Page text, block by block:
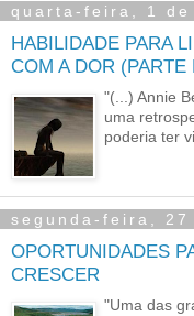
quarta-feira, 1 de
HABILIDADE PARA
COM A DOR (PARTE
"(...) Annie
uma
poderia ter
segunda-feira,
OPORTUNIDADES
CRESCER
"Uma das